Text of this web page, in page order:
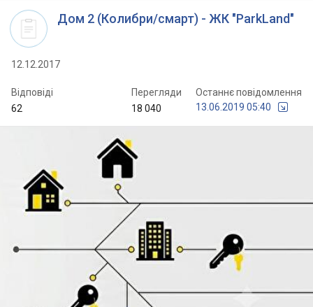
Дом 2 (Колибри/смарт) - ЖК "ParkLand"
12.12.2017
Відповіді
62
Перегляди
18 040
Останнє повідомлення
13.06.2019 05:40